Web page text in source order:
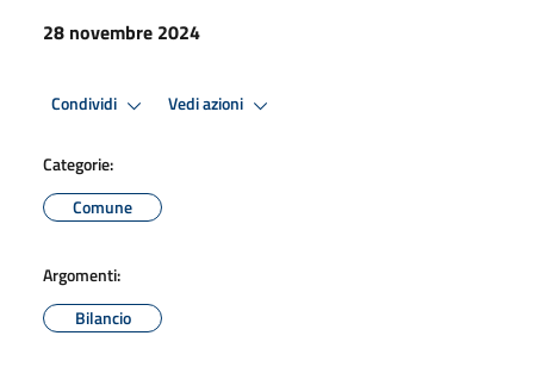
28 novembre 2024
Condividi Vedi azioni
Categorie:
Comune
Argomenti:
Bilancio